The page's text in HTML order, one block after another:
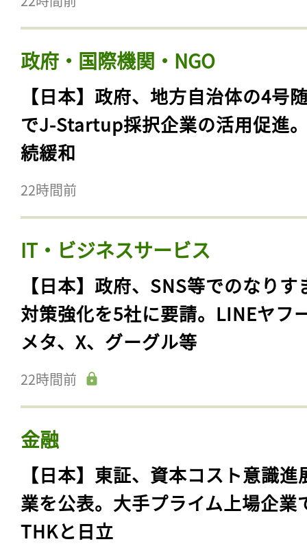
政府・国際機関・NGO
【日本】政府、地方自治体の4号
でJ-Startup採択企業の活用促進
続緩和
22時間前
IT・ビジネスサービス
【日本】政府、SNS等でのなりす
対策強化を5社に要請。LINEヤフ
メタ、X、グーグル等
22時間前
金融
【日本】東証、資本コスト意識進
業を公表。大手プライム上場企業
THKと日立